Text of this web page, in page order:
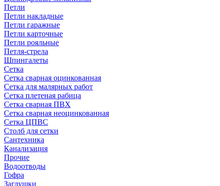
Петли
Петли накладные
Петли гаражные
Петли карточные
Петли рояльные
Петля-стрела
Шпингалеты
Сетка
Сетка сварная оцинкованная
Сетка для малярных работ
Сетка плетеная рабица
Сетка сварная ПВХ
Сетка сварная неоцинкованная
Сетка ЦПВС
Столб для сетки
Сантехника
Канализация
Прочие
Водоотводы
Гофра
Заглушки